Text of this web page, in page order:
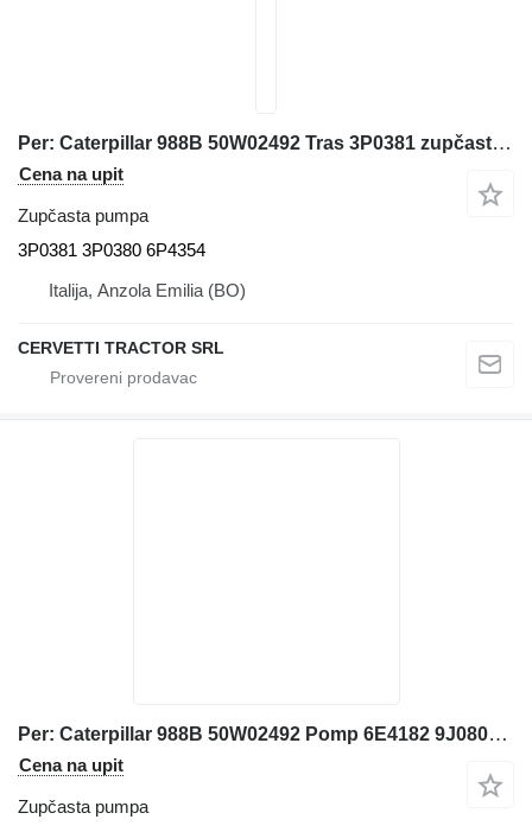
Per: Caterpillar 988B 50W02492 Tras 3P0381 zupčasta pumpa za Caterpillar 988B 50W02492 prednjeg utovarivača
Cena na upit
Zupčasta pumpa
3P0381 3P0380 6P4354
Italija, Anzola Emilia (BO)
CERVETTI TRACTOR SRL
Per: Caterpillar 988B 50W02492 Pomp 6E4182 9J0809 zupčasta pumpa za Caterpillar 988B 50W02492 prednjeg utovarivača
Cena na upit
Zupčasta pumpa